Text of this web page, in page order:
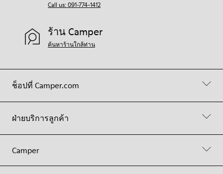
ช็อปที่ Camper.com
ฝ่ายบริการลูกค้า
Camper
Call us: 091-774-1412
ร้าน Camper
ค้นหาร้านใกล้ท่าน